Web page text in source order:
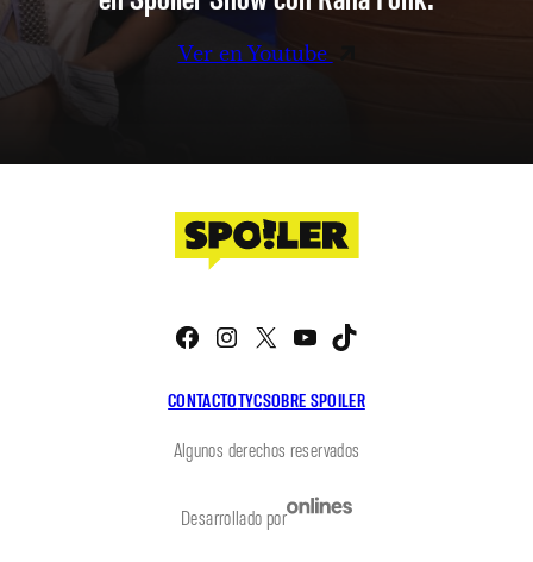
Ver en Youtube
CONTACTOTYCSOBRE SPOILER
Facebook
Instagram
X YouTube
Algunos derechos reservados
Desarrollado por